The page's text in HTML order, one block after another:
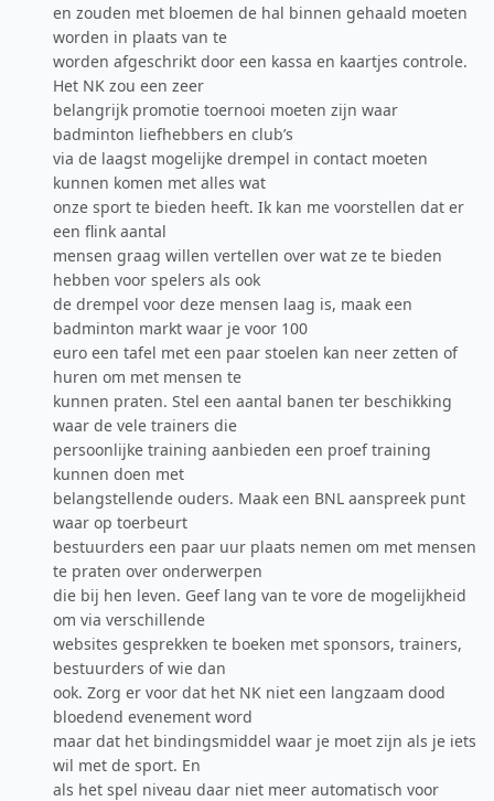
en zouden met bloemen de hal binnen gehaald moeten
worden in plaats van te
worden afgeschrikt door een kassa en kaartjes controle.
Het NK zou een zeer
belangrijk promotie toernooi moeten zijn waar
badminton liefhebbers en club’s
via de laagst mogelijke drempel in contact moeten
kunnen komen met alles wat
onze sport te bieden heeft. Ik kan me voorstellen dat er
een flink aantal
mensen graag willen vertellen over wat ze te bieden
hebben voor spelers als ook
de drempel voor deze mensen laag is, maak een
badminton markt waar je voor 100
euro een tafel met een paar stoelen kan neer zetten of
huren om met mensen te
kunnen praten. Stel een aantal banen ter beschikking
waar de vele trainers die
persoonlijke training aanbieden een proef training
kunnen doen met
belangstellende ouders. Maak een BNL aanspreek punt
waar op toerbeurt
bestuurders een paar uur plaats nemen om met mensen
te praten over onderwerpen
die bij hen leven. Geef lang van te vore de mogelijkheid
om via verschillende
websites gesprekken te boeken met sponsors, trainers,
bestuurders of wie dan
ook. Zorg er voor dat het NK niet een langzaam dood
bloedend evenement word
maar dat het bindingsmiddel waar je moet zijn als je iets
wil met de sport. En
als het spel niveau daar niet meer automatisch voor